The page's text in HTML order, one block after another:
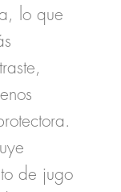
lo que
de jugo